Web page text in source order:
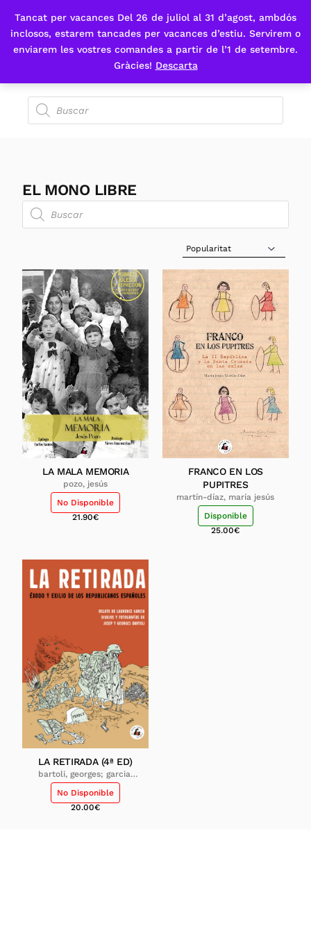
Tancat per vacances Del 26 de juliol al 31 d’agost, ambdós
inclosos, estarem tancades per vacances d’estiu. Servirem o
enviarem les vostres comandes a partir de l’1 de setembre.
Gràcies! Descarta
Fes-te'n sòcia
EL MONO LIBRE
Sort Products
LA MALA MEMORIA
pozo, jesús
No Disponible
21.90€
FRANCO EN LOS
PUPITRES
martín-díaz, maría jesús
Disponible
25.00€
LA RETIRADA (4ª ED)
bartoli, georges; garcia,
laurence; josep bartoli, el
dibujante
No Disponible
20.00€